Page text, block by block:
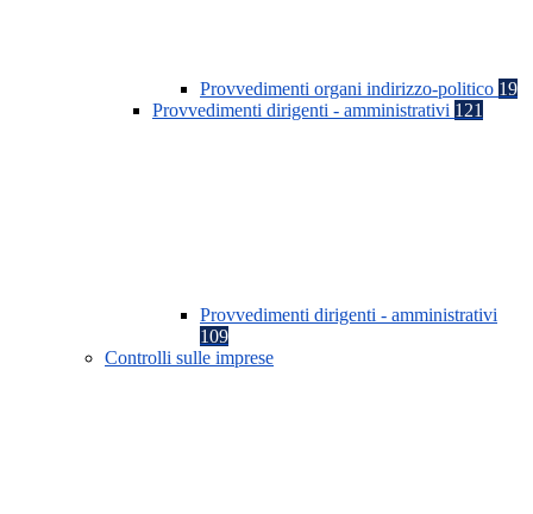
Provvedimenti organi indirizzo-politico 19
Provvedimenti dirigenti - amministrativi 121
Provvedimenti dirigenti - amministrativi
109
Controlli sulle imprese